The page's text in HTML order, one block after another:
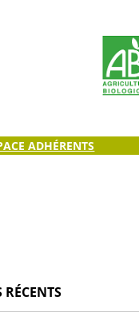
ADHÉRENTS
RÉCENTS